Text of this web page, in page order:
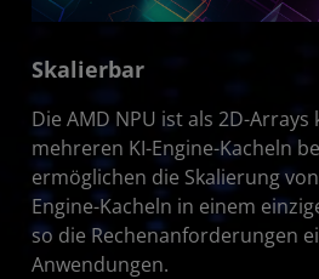
Skalierbar
Die AMD NPU ist als 2D-
mehreren KI-Engine-Kacheln
ermöglichen die Skalierung
Engine-Kacheln in einem
so die Rechenanforderungen
Anwendungen.